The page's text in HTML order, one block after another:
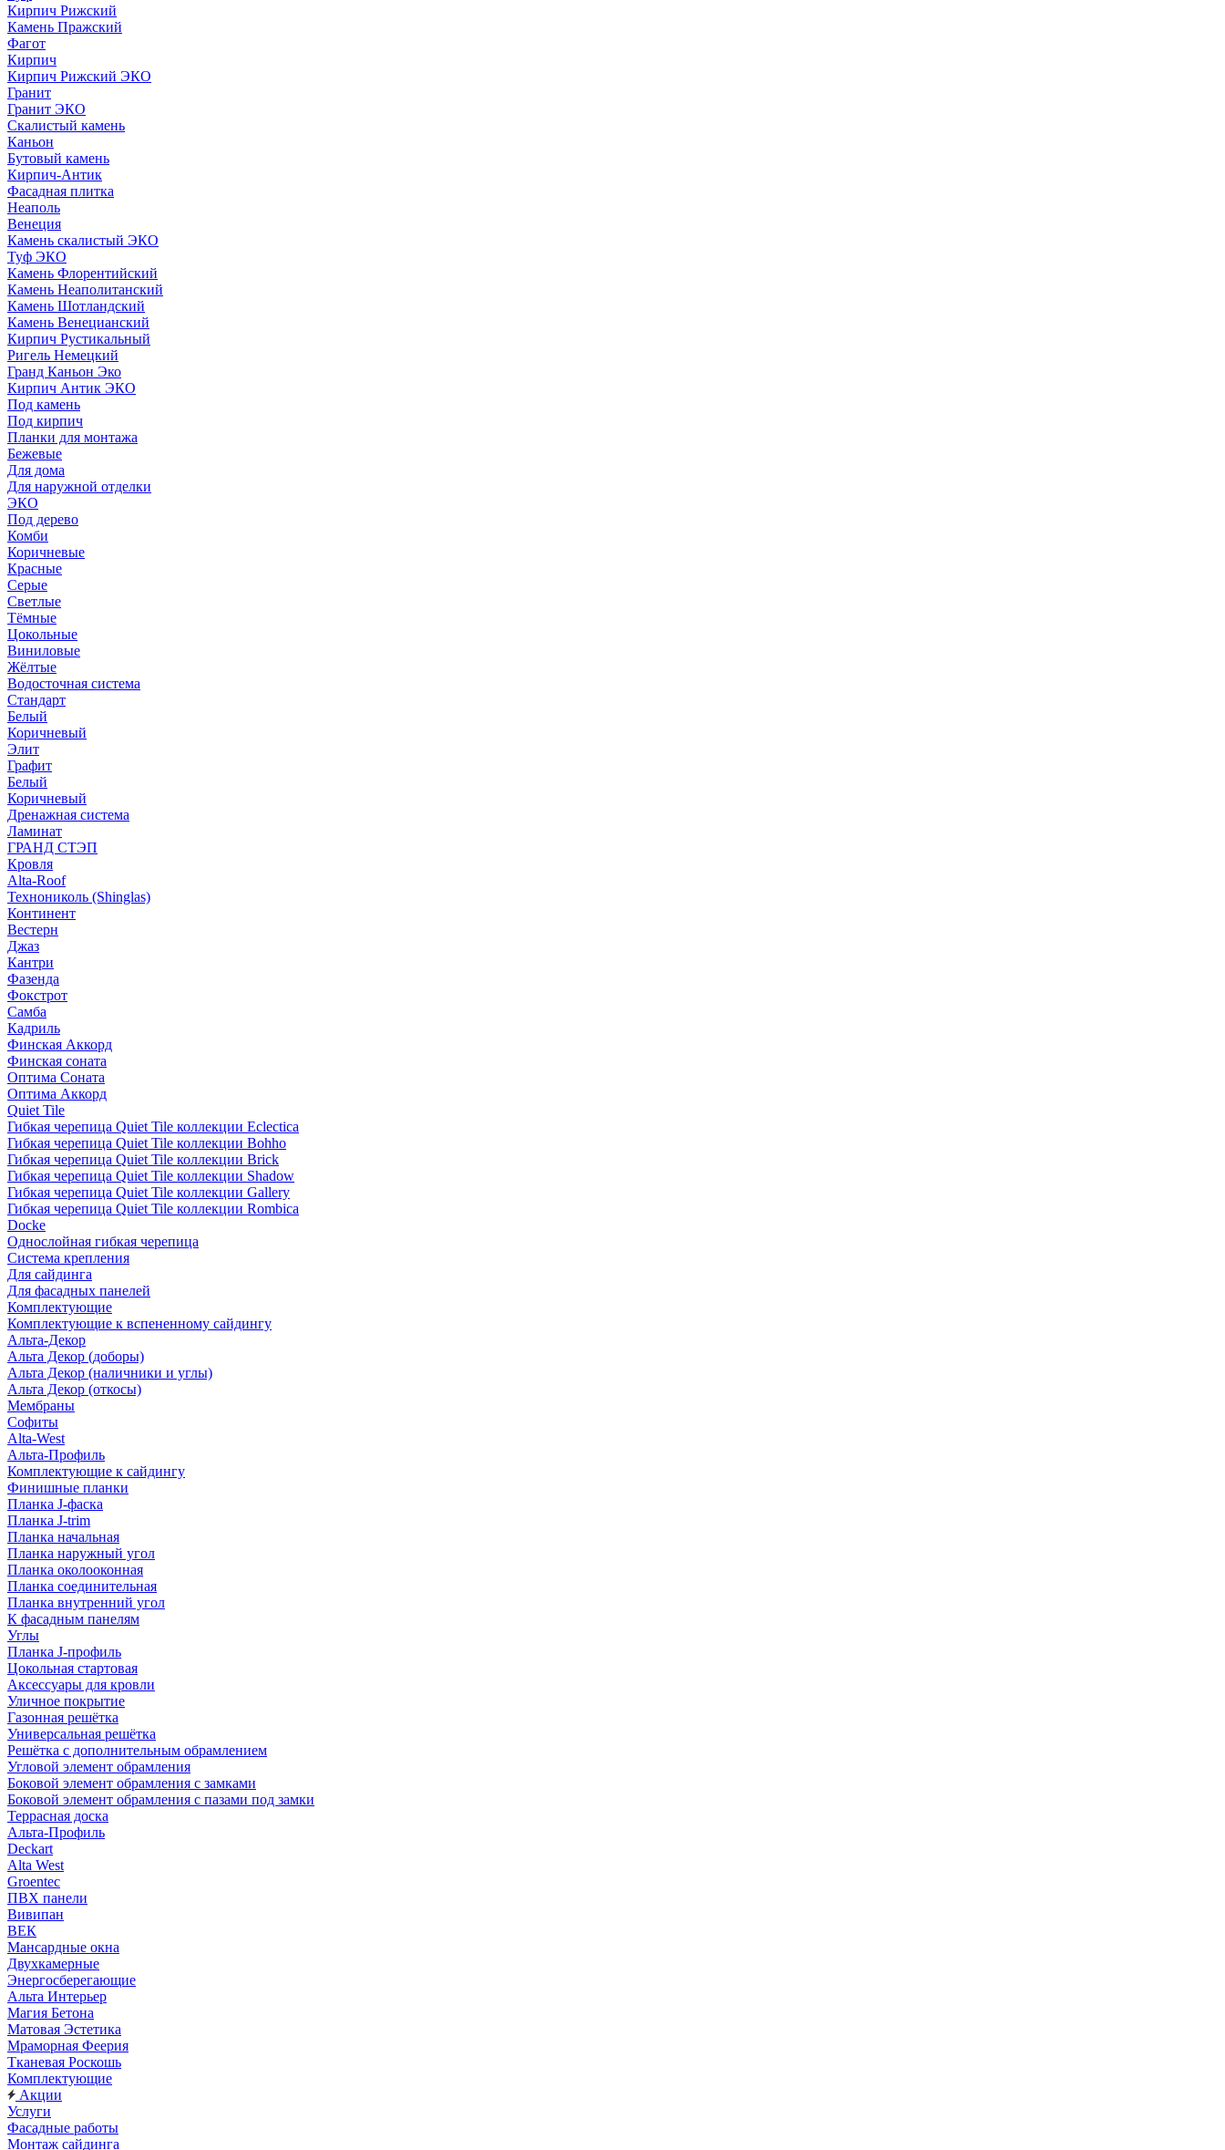
Кирпич Рижский
Камень Пражский
Фагот
Кирпич
Кирпич Рижский ЭКО
Гранит
Гранит ЭКО
Скалистый камень
Каньон
Бутовый камень
Кирпич-Антик
Фасадная плитка
Неаполь
Венеция
Камень скалистый ЭКО
Туф ЭКО
Камень Флорентийский
Камень Неаполитанский
Камень Шотландский
Камень Венецианский
Кирпич Рустикальный
Ригель Немецкий
Гранд Каньон Эко
Кирпич Антик ЭКО
Под камень
Под кирпич
Планки для монтажа
Бежевые
Для дома
Для наружной отделки
ЭКO
Под дерево
Комби
Коричневые
Красные
Серые
Светлые
Тёмные
Цокольные
Виниловые
Жёлтые
Водосточная система
Стандарт
Белый
Коричневый
Элит
Графит
Белый
Коричневый
Дренажная система
Ламинат
ГРАНД СТЭП
Кровля
Alta-Roof
Технониколь (Shinglas)
Континент
Вестерн
Джаз
Кантри
Фазенда
Фокстрот
Самба
Кадриль
Финская Аккорд
Финская соната
Оптима Соната
Оптима Аккорд
Quiet Tile
Гибкая черепица Quiet Tile коллекции Eclectica
Гибкая черепица Quiet Tile коллекции Bohho
Гибкая черепица Quiet Tile коллекции Brick
Гибкая черепица Quiet Tile коллекции Shadow
Гибкая черепица Quiet Tile коллекции Gallery
Гибкая черепица Quiet Tile коллекции Rombica
Docke
Однослойная гибкая черепица
Система крепления
Для сайдинга
Для фасадных панелей
Комплектующие
Комплектующие к вспененному сайдингу
Альта-Декор
Альта Декор (доборы)
Альта Декор (наличники и углы)
Альта Декор (откосы)
Мембраны
Софиты
Alta-West
Альта-Профиль
Комплектующие к сайдингу
Финишные планки
Планка J-фаска
Планка J-trim
Планка начальная
Планка наружный угол
Планка околооконная
Планка соединительная
Планка внутренний угол
К фасадным панелям
Углы
Планка J-профиль
Цокольная стартовая
Аксессуары для кровли
Уличное покрытие
Газонная решётка
Универсальная решётка
Решётка с дополнительным обрамлением
Угловой элемент обрамления
Боковой элемент обрамления с замками
Боковой элемент обрамления с пазами под замки
Террасная доска
Альта-Профиль
Deckart
Alta West
Groentec
ПВХ панели
Вивипан
ВЕК
Мансардные окна
Двухкамерные
Энергосберегающие
Альта Интерьер
Магия Бетона
Матовая Эстетика
Мраморная Феерия
Тканевая Роскошь
Комплектующие
Акции
Услуги
Фасадные работы
Монтаж сайдинга